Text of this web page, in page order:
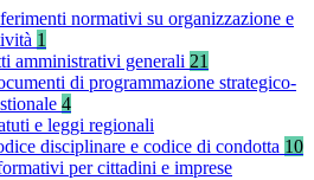
normativi su organizzazione e
1
amministrativi generali 21
di programmazione strategico-
4
e leggi regionali
disciplinare e codice di condotta 10
per cittadini e imprese